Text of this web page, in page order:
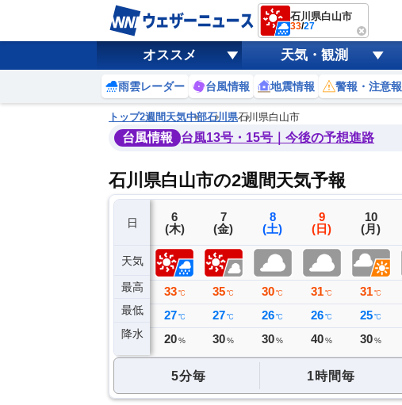
石川県白山市
33/27
オススメ 天気・観測
雨雲レーダー 台風情報 地震情報 警報・注意報
トップ2週間天気中部石川県石川県白山市
台風情報 台風13号・15号｜今後の予想進路
石川県白山市の2週間天気予報
日
天気
最高
最低
降水
5
(水)
33℃
26℃
ミリ
6
(木)
33 ℃
27 ℃
20 %
7
(金)
35 ℃
27 ℃
30 %
8
(土)
30 ℃
26 ℃
30 %
9
(日)
31 ℃
26 ℃
40 %
10
(月)
31℃
25℃
30%
5分毎 1時間毎